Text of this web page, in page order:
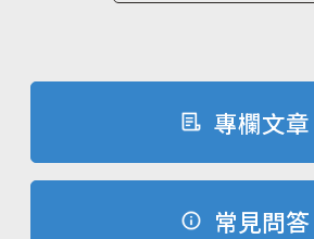
專欄文章
常見問答